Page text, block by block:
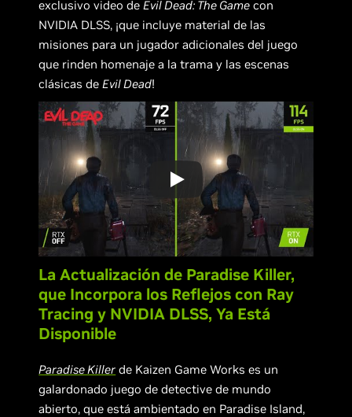
exclusivo video deEvil Dead: The Game con
NVIDIA DLSS, ¡que incluye material de las
misiones para un jugador adicionales del juego
que rinden homenaje a la trama y las escenas
clásicas deEvil Dead!
La Actualización de Paradise Killer,
que Incorpora los Reflejos con Ray
Tracing y NVIDIA DLSS, Ya Está
Disponible
Paradise Killer de Kaizen Game Works es un
galardonado juego de detective de mundo
abierto, que está ambientado en Paradise Island,